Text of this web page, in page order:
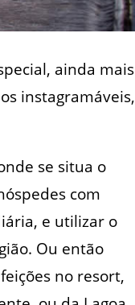
ainda mais
instagramáveis,
se situa o
com
e utilizar o
Ou então
no resort,